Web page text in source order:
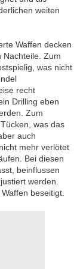
weiten
Waffen decken
Nachteile. Zum
was nicht
recht
Drilling eben
Zum
was das
auch
mehr verlötet
Bei diesen
beinflussen
werden.
beseitigt.